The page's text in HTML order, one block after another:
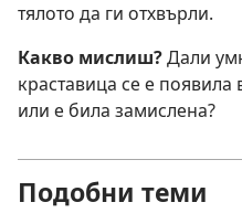
тялото да ги отхвърли.
Какво мислиш?Дали
краставица се е появила
или е била замислена?
Подобни теми